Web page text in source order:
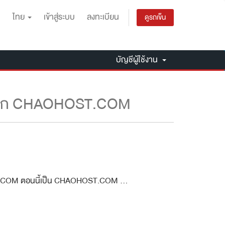
ไทย เข้าสู่ระบบ ลงทะเบียน ดูรถเข็น
บัญชีผู้ใช้งาน
CHAOHOST.COM
ตอนนี้เป็น CHAOHOST.COM ...